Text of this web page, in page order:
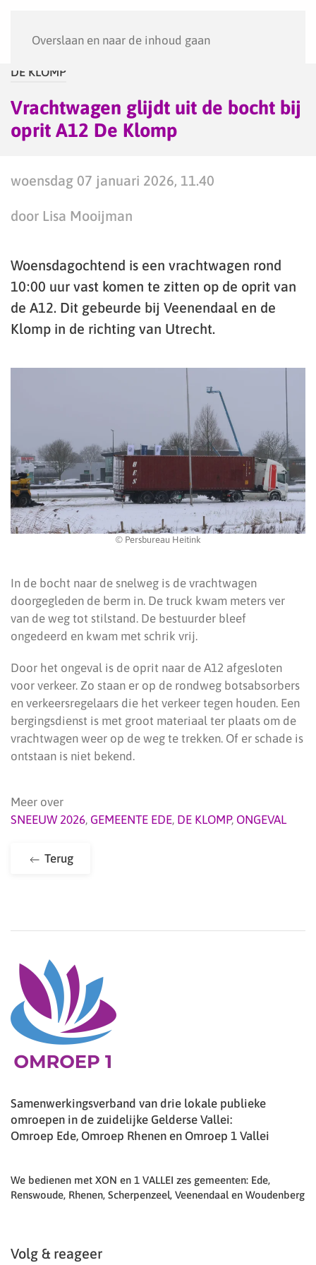
Overslaan en naar de inhoud gaan
DE KLOMP
Vrachtwagen glijdt uit de bocht bij
oprit A12 De Klomp
woensdag 07 januari 2026, 11.40
door Lisa Mooijman
Woensdagochtend is een vrachtwagen rond
10:00 uur vast komen te zitten op de oprit van
de A12. Dit gebeurde bij Veenendaal en de
Klomp in de richting van Utrecht.
© Persbureau Heitink
In de bocht naar de snelweg is de vrachtwagen
doorgegleden de berm in. De truck kwam meters ver
van de weg tot stilstand. De bestuurder bleef
ongedeerd en kwam met schrik vrij.
Door het ongeval is de oprit naar de A12 afgesloten
voor verkeer. Zo staan er op de rondweg botsabsorbers
en verkeersregelaars die het verkeer tegen houden. Een
bergingsdienst is met groot materiaal ter plaats om de
vrachtwagen weer op de weg te trekken. Of er schade is
ontstaan is niet bekend.
Meer over
SNEEUW 2026, GEMEENTE EDE, DE KLOMP, ONGEVAL
Terug
Samenwerkingsverband van drie lokale publieke
omroepen in de zuidelijke Gelderse Vallei:
Omroep Ede, Omroep Rhenen en Omroep 1 Vallei
We bedienen met XON en 1 VALLEI zes gemeenten: Ede,
Renswoude, Rhenen, Scherpenzeel, Veenendaal en Woudenberg
Volg & reageer